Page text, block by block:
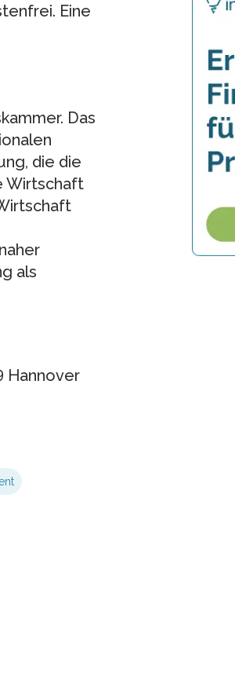
Eine
Das
die die
Wirtschaft
als
Hannover